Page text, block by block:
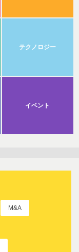
テクノロジー
イベント
M&A